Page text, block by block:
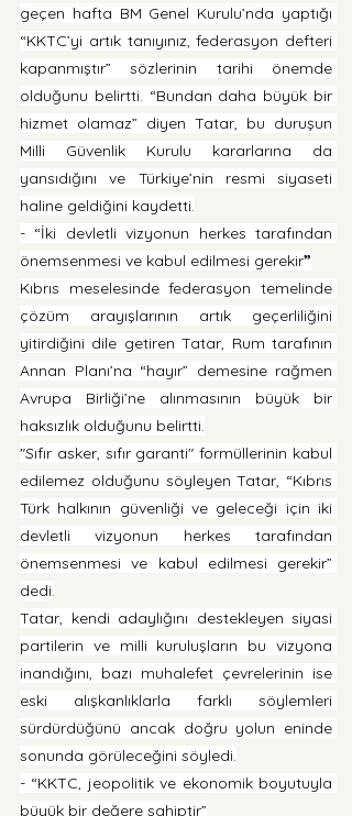
geçen hafta BM Genel Kurulu’nda yaptığı
“KKTC’yi artık tanıyınız, federasyon defteri
kapanmıştır” sözlerinin tarihi önemde
olduğunu belirtti. “Bundan daha büyük bir
hizmet olamaz” diyen Tatar, bu duruşun
Milli Güvenlik Kurulu kararlarına da
yansıdığını ve Türkiye’nin resmi siyaseti
haline geldiğini kaydetti.
- “İki devletli vizyonun
herkes tarafından
önemsenmesi ve kabul edilmesi gerekir”
Kıbrıs meselesinde federasyon temelinde
çözüm arayışlarının artık geçerliliğini
yitirdiğini dile getiren Tatar, Rum tarafının
Annan Planı’na “hayır” demesine rağmen
Avrupa Birliği’ne alınmasının büyük bir
haksızlık olduğunu belirtti.
"Sıfır asker, sıfır garanti" formüllerinin kabul
edilemez olduğunu söyleyen Tatar, “Kıbrıs
Türk halkının güvenliği ve geleceği için iki
devletli vizyonun herkes tarafından
önemsenmesi ve kabul edilmesi gerekir”
dedi.
Tatar, kendi adaylığını destekleyen siyasi
partilerin ve milli kuruluşların bu vizyona
inandığını, bazı muhalefet çevrelerinin ise
eski alışkanlıklarla farklı söylemleri
sürdürdüğünü ancak doğru yolun eninde
sonunda görüleceğini söyledi.
- “KKTC, jeopolitik ve ekonomik boyutuyla
büyük bir değere sahiptir”